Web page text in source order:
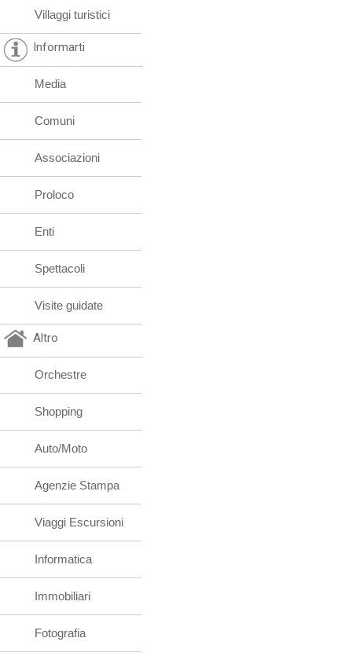
Villaggi turistici
Informarti
Media
Comuni
Associazioni
Proloco
Enti
Spettacoli
Visite guidate
Altro
Orchestre
Shopping
Auto/Moto
Agenzie Stampa
Viaggi Escursioni
Informatica
Immobiliari
Fotografia